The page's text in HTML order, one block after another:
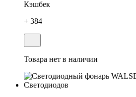
Кэшбек
+ 384
Товара нет в наличии